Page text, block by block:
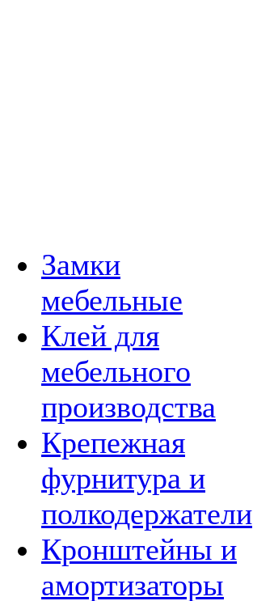
Замки
мебельные
Клей для
мебельного
производства
Крепежная
фурнитура и
полкодержатели
Кронштейны и
амортизаторы